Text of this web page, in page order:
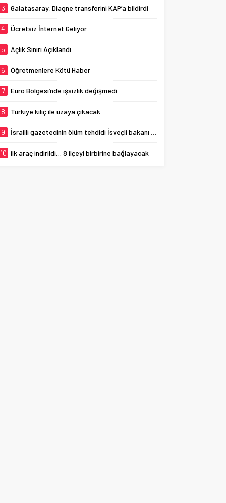
3 Galatasaray, Diagne transferini KAP’a bildirdi
4 Ücretsiz İnternet Geliyor
5 Açlık Sınırı Açıklandı
6 Öğretmenlere Kötü Haber
7 Euro Bölgesi’nde işsizlik değişmedi
8 Türkiye kılıç ile uzaya çıkacak
9 İsrailli gazetecinin ölüm tehdidi İsveçli bakanı ağlattı
10 ilk araç indirildi… 8 ilçeyi birbirine bağlayacak